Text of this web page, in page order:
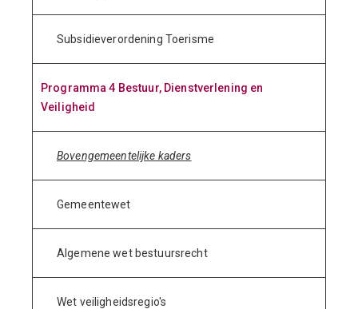
Subsidieverordening Toerisme
Programma 4 Bestuur, Dienstverlening en
Veiligheid
Bovengemeentelijke kaders
Gemeentewet
Algemene wet bestuursrecht
Wet veiligheidsregio's